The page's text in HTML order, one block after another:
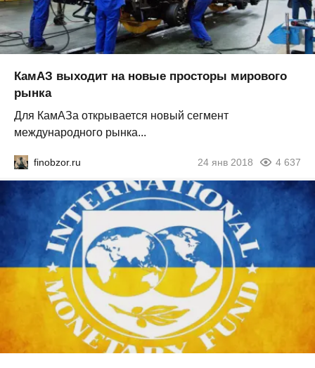
КамАЗ выходит на новые просторы мирового
рынка
Для КамАЗа открывается новый сегмент
международного рынка...
finobzor.ru 24 янв 2018 4 637